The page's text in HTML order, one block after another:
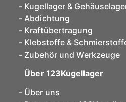
Kugellager &
Abdichtung
Kraftübertragung
Klebstoffe &
Zubehör und Werkzeuge
Über 123Kugellager
Über uns